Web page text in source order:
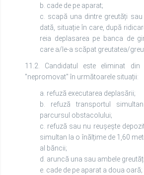
b. cade de pe aparat;
c. scapă una dintre greutăți
dată, situație în care, după
reia deplasarea pe banca de
care a/le-a scăpat greutatea/
11.2. Candidatul este eliminat
"nepromovat" în următoarele situații:
a. refuză executarea deplasării;
b. refuză transportul
parcursul obstacolului;
c. refuză sau nu reușește
simultan la o înălțime de 1,60
al băncii;
d. aruncă una sau ambele
e. cade de pe aparat a doua oară;